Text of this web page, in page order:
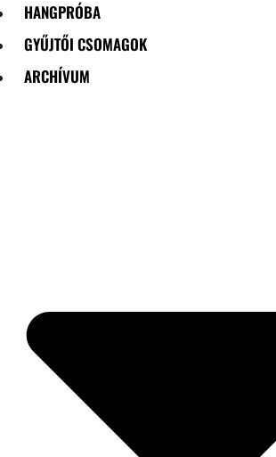
HANGPRÓBA
GYŰJTŐI CSOMAGOK
ARCHÍVUM